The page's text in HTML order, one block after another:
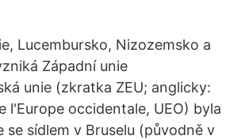
Lucembursko, Nizozemsko a
Západní unie
unie (zkratka ZEU; anglicky:
l'Europe occidentale, UEO) byla
sídlem v Bruselu (původně v